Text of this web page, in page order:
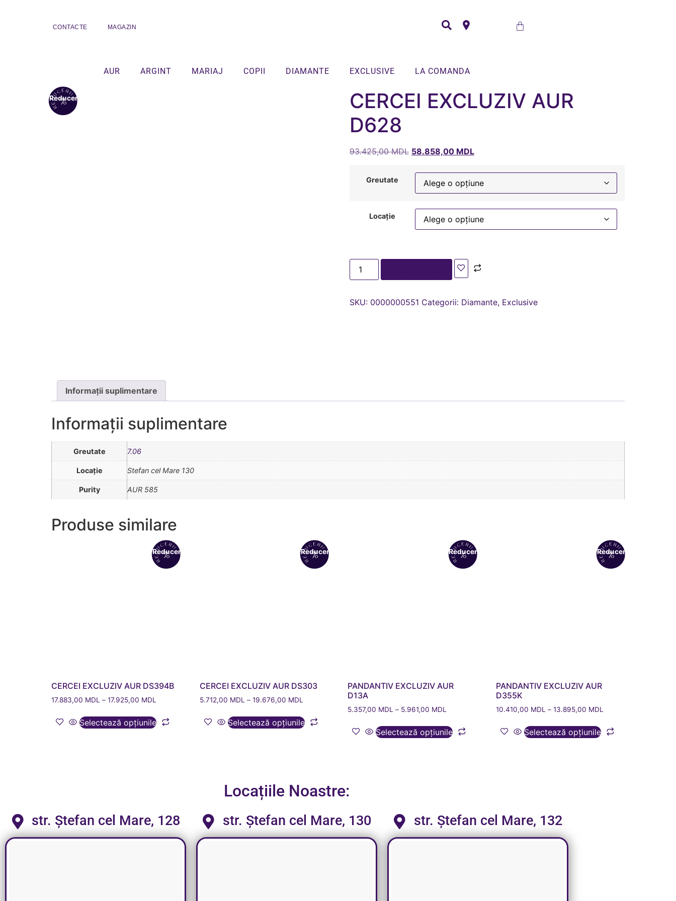
CONTACTE MAGAZIN
AUR ARGINT MARIAJ COPII DIAMANTE EXCLUSIVE LA COMANDA
Reduceri!
CERCEI EXCLUZIV AUR
D628
93.425,00MDL 58.858,00 MDL
Greutate
Locație
SKU: 0000000551 Categorii: Diamante, Exclusive
Informații suplimentare
Informații suplimentare
Greutate 7.06
Locație Stefan cel Mare 130
Purity AUR 585
Produse similare
Reduceri!
CERCEI EXCLUZIV AUR DS394B
17.883,00 MDL – 17.925,00 MDL
Selectează opțiunile
Reduceri!
CERCEI EXCLUZIV AUR DS303
5.712,00 MDL – 19.676,00 MDL
Selectează opțiunile
Reduceri!
PANDANTIV EXCLUZIV AUR
D13A
5.357,00 MDL – 5.961,00 MDL
Selectează opțiunile
Reduceri!
PANDANTIV EXCLUZIV AUR
D355K
10.410,00 MDL – 13.895,00 MDL
Selectează opțiunile
Locațiile Noastre:
str. Ștefan cel Mare, 128 str. Ștefan cel Mare, 130 str. Ștefan cel Mare, 132